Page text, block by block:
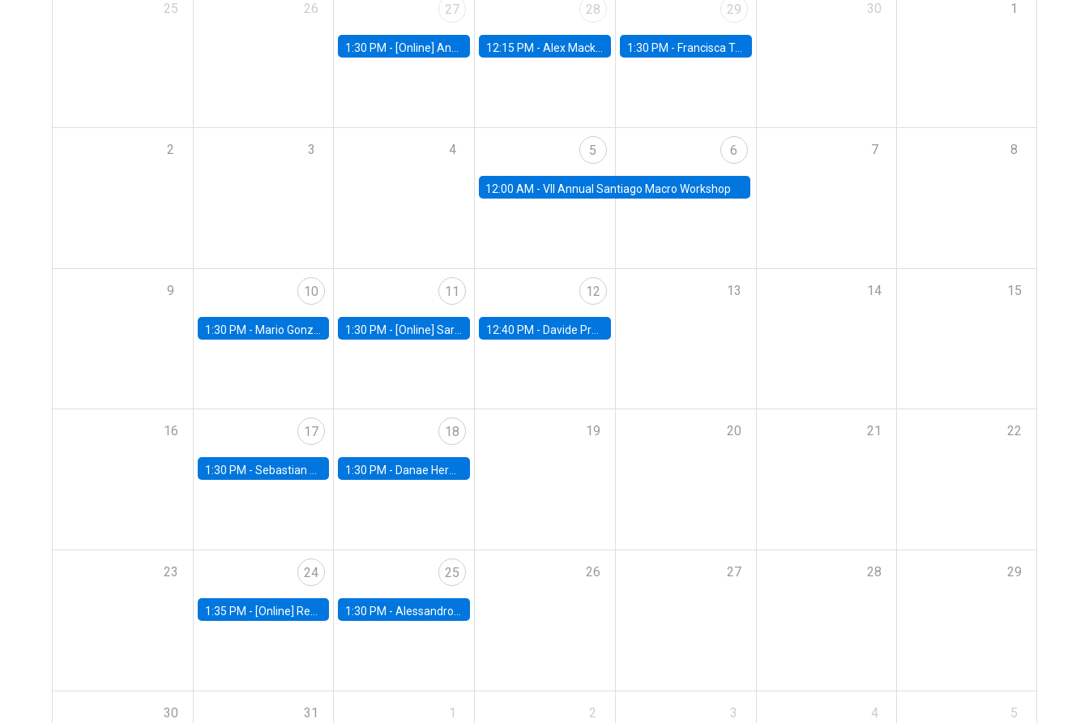
25 26 27
1:30 PM - [Online] Ana Tur Prats, UC Merced
28
12:15 PM -Alex Mackay, Harvard Business School
29
1:30 PM - Francisca Torrealba, estudiante de Doctorado en Economía UC
30 1
2 3 4 5
12:00 AM -VII Annual Santiago Macro Workshop
6 7 8
9 10
1:30 PM - Mario González, Banco Central de Chile
11
1:30 PM - [Online] Sarah Armitage, Boston University
12
12:40 PM - Davide Proserpio, Marshall School of Business
13 14 15
16 17
1:30 PM - Sebastian Claro, Universidad de Los Andes
18
1:30 PM - Danae Hernandez-Cortes, Arizona State
19 20 21 22
23 24
1:35 PM - [Online] Renata Narita, PUC Rio
25
1:30 PM -Alessandro Chiari, Charles University
26 27 28 29
30 31 1 2 3 4 5